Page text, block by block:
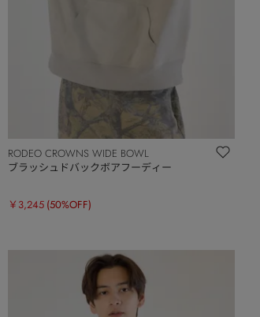
RODEO CROWNS WIDE BOWL
ブラッシュドバックボアフーディー
￥3,245 (50%OFF)